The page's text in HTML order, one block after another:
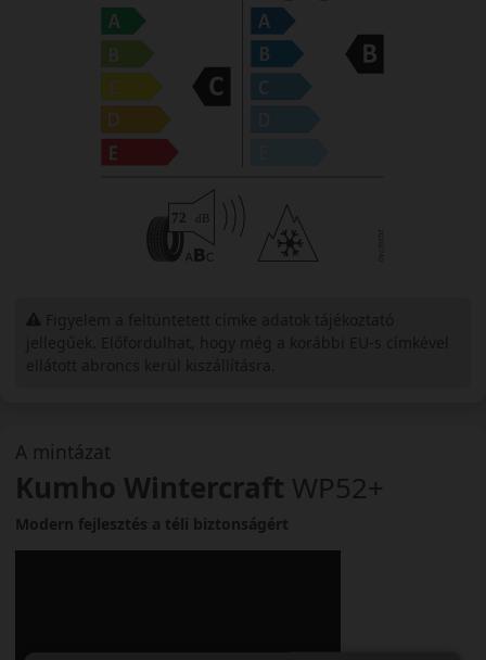
A mintázat
Kumho Wintercraft WP52+
Modern fejlesztés a téli biztonságért